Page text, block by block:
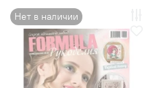
Нет в наличии